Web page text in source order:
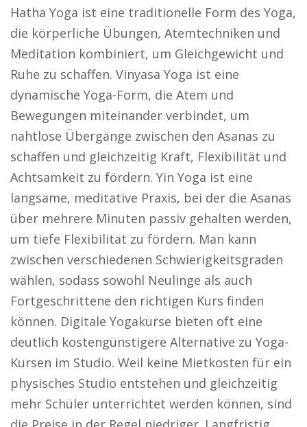
Hatha Yoga ist eine traditionelle Form des Yoga,
die körperliche Übungen, Atemtechniken und
Meditation kombiniert, um Gleichgewicht und
Ruhe zu schaffen. Vinyasa Yoga ist eine
dynamische Yoga-Form, die Atem und
Bewegungen miteinander verbindet, um
nahtlose Übergänge zwischen den Asanas zu
schaffen und gleichzeitig Kraft, Flexibilität und
Achtsamkeit zu fördern. Yin Yoga ist eine
langsame, meditative Praxis, bei der die Asanas
über mehrere Minuten passiv gehalten werden,
um tiefe Flexibilität zu fördern. Man kann
zwischen verschiedenen Schwierigkeitsgraden
wählen, sodass sowohl Neulinge als auch
Fortgeschrittene den richtigen Kurs finden
können. Digitale Yogakurse bieten oft eine
deutlich kostengünstigere Alternative zu Yoga-
Kursen im Studio. Weil keine Mietkosten für ein
physisches Studio entstehen und gleichzeitig
mehr Schüler unterrichtet werden können, sind